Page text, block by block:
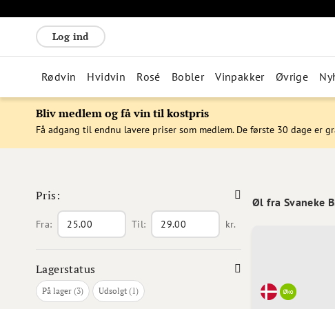
Log ind
Rødvin Hvidvin Rosé Bobler Vinpakker Øvrige
Bliv medlem og få vin til kostpris
Få adgang til endnu lavere priser som medlem. De første 30 dage er
Pris:
Fra: Til: kr.
Lagerstatus
På lager 3
varer Udsolgt 1
vare
Øl fra Svaneke